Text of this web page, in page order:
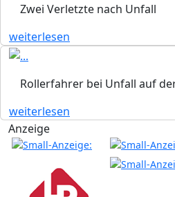
Zwei Verletzte nach Unfall
weiterlesen
Rollerfahrer bei Unfall auf
weiterlesen
Anzeige